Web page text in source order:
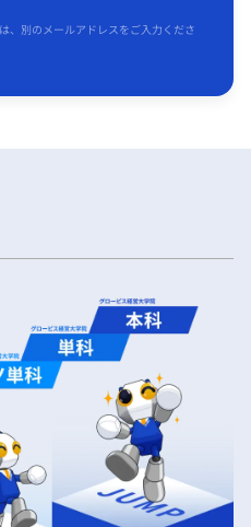
、別のメールアドレスをご入力くださ